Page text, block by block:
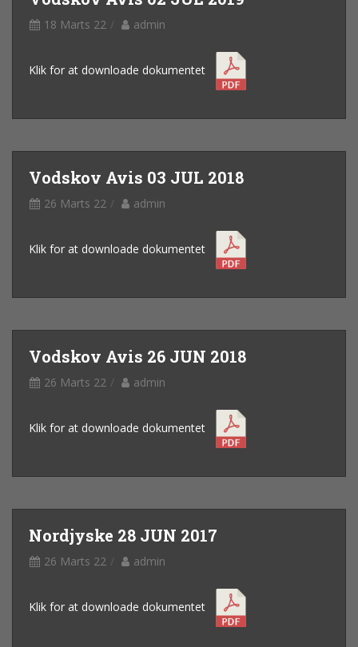
18 Marts 22 admin
Klik for at downloade dokumentet
Vodskov Avis 03 JUL 2018
26 Marts 22 admin
Klik for at downloade dokumentet
Vodskov Avis 26 JUN 2018
26 Marts 22 admin
Klik for at downloade dokumentet
Nordjyske 28 JUN 2017
26 Marts 22 admin
Klik for at downloade dokumentet